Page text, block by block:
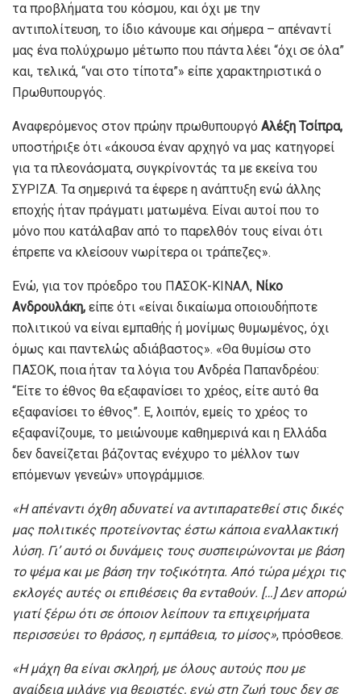
τα προβλήματα του κόσμου, και όχι με την
αντιπολίτευση, το ίδιο κάνουμε και σήμερα – απέναντί
μας ένα πολύχρωμο μέτωπο που πάντα λέει “όχι σε όλα”
και, τελικά, “ναι στο τίποτα”» είπε χαρακτηριστικά ο
Πρωθυπουργός.
Αναφερόμενος στον πρώην πρωθυπουργό Αλέξη Τσίπρα,
υποστήριξε ότι «άκουσα έναν αρχηγό να μας κατηγορεί
για τα πλεονάσματα, συγκρίνοντάς τα με εκείνα του
ΣΥΡΙΖΑ. Τα σημερινά τα έφερε η ανάπτυξη ενώ άλλης
εποχής ήταν πράγματι ματωμένα. Είναι αυτοί που το
μόνο που κατάλαβαν από το παρελθόν τους είναι ότι
έπρεπε να κλείσουν νωρίτερα οι τράπεζες».
Ενώ, για τον πρόεδρο του ΠΑΣΟΚ-ΚΙΝΑΛ, Νίκο
Ανδρουλάκη, είπε ότι «είναι δικαίωμα οποιουδήποτε
πολιτικού να είναι εμπαθής ή μονίμως θυμωμένος, όχι
όμως και παντελώς αδιάβαστος». «Θα θυμίσω στο
ΠΑΣΟΚ, ποια ήταν τα λόγια του Ανδρέα Παπανδρέου:
“Είτε το έθνος θα εξαφανίσει το χρέος, είτε αυτό θα
εξαφανίσει το έθνος”. Ε, λοιπόν, εμείς το χρέος το
εξαφανίζουμε, το μειώνουμε καθημερινά και η Ελλάδα
δεν δανείζεται βάζοντας ενέχυρο το μέλλον των
επόμενων γενεών» υπογράμμισε.
«Η απέναντι όχθη αδυνατεί να αντιπαρατεθεί στις δικές
μας πολιτικές προτείνοντας έστω κάποια εναλλακτική
λύση. Γι’ αυτό οι δυνάμεις τους συσπειρώνονται με βάση
το ψέμα και με βάση την τοξικότητα. Από τώρα μέχρι τις
εκλογές αυτές οι επιθέσεις θα ενταθούν. […] Δεν απορώ
γιατί ξέρω ότι σε όποιον λείπουν τα επιχειρήματα
περισσεύει το θράσος, η εμπάθεια, το μίσος», πρόσθεσε.
«Η μάχη θα είναι σκληρή, με όλους αυτούς που με
αναίδεια μιλάνε για θεριστές, ενώ στη ζωή τους δεν σε